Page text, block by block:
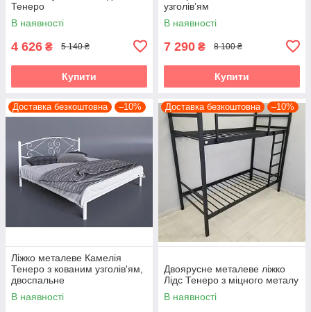
Тенеро
В наявності
4 626 ₴ 5 140 ₴
Купити
узголів’ям
В наявності
7 290 ₴ 8 100 ₴
Купити
Доставка безкоштовна –10%
Ліжко металеве Камелія
Тенеро з кованим узголів'ям,
двоспальне
В наявності
Доставка безкоштовна –10%
Двоярусне металеве ліжко
Лідс Тенеро з міцного металу
В наявності